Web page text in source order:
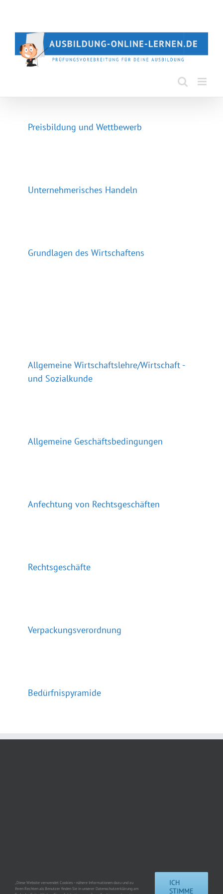
springen
Preisbildung und Wettbewerb
Unternehmerisches Handeln
Grundlagen des Wirtschaftens
Allgemeine Wirtschaftslehre/Wirtschaft -
und Sozialkunde
Allgemeine Geschäftsbedingungen
Anfechtung von Rechtsgeschäften
Rechtsgeschäfte
Verpackungsverordnung
Bedürfnispyramide
„Diese Website verwendet Cookies – nähere Informationen dazu und zu
Ihren Rechten als Benutzer finden Sie in unserer Datenschutzerklärung am
ICH
STIMME